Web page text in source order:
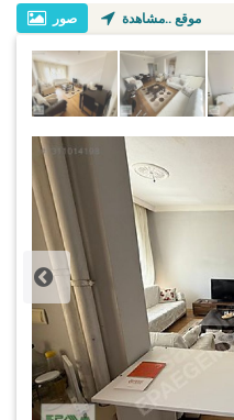
صور موقع ..مشاهدة